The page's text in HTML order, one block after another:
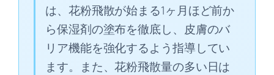
は、花粉飛散が始まる1ヶ月ほど前か
ら保湿剤の塗布を徹底し、皮膚のバ
リア機能を強化するよう指導してい
ます。また、花粉飛散量の多い日は